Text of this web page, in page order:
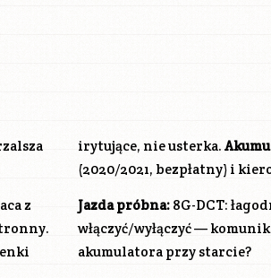
z
irytujące, nie usterka.
(2020/2021, bezpłatny) i
Jazda próbna: 8G-DCT:
włączyć/wyłączyć —
akumulatora przy starcie?